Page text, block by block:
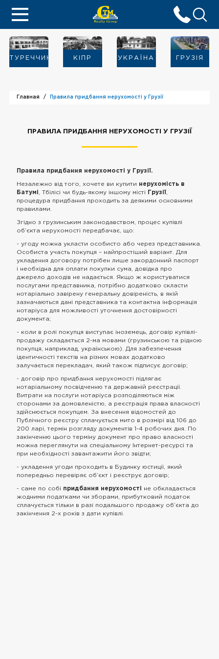
ТУРЕЧЧИНА KIПР УКРАЇНА ГРУЗІЯ
Главная Правила придбання нерухомості у Грузії
ПРАВИЛА ПРИДБАННЯ НЕРУХОМОСТІ У ГРУЗІЇ
Правила придбання нерухомості у Грузії.
Незалежно від того, хочете ви купити нерухомість в
Батумі
, Тбілісі чи будь-якому іншому місті Грузії
процедура придбання проходить за деякими основними
правилами.
Згідно з грузинським законодавством, процес купівлі
об’єкта нерухомості передбачає, що:
- угоду можна укласти особисто або через представника.
Особиста участь покупця – найпростіший варіант. Для
укладення договору потрібен лише закордонний паспорт
і необхідна для оплати покупки сума, довідка про
джерело доходів не надається. Якщо ж користуватися
послугами представника, потрібно додатково скласти
нотаріально завірену генеральну довіреність, в якій
зазначаються дані представника та контактна інформація
нотаріуса для можливості уточнення достовірності
документа;
- коли в ролі покупця виступає іноземець, договір купівлі-
продажу складається 2-ма мовами (грузинською та рідною
покупця, наприклад, українською). Для забезпечення
ідентичності текстів на різних мовах додатково
залучається перекладач, який також підписує договір;
- договір про придбання нерухомості підлягає
нотаріальному посвідченню та державній реєстрації.
Витрати на послуги нотаріуса розподіляються між
сторонами за домовленістю, а реєстрація права власності
здійснюється покупцем. За внесення відомостей до
Публічного реєстру сплачується мито в розмірі від 106 до
200 ларі, термін розгляду документів 1-4 робочих дня. По
закінченню цього терміну документ про право власності
можна переглянути на спеціальному Інтернет-ресурсі та
при необхідності завантажити його звідти;
- укладення угоди проходить в Будинку юстиції, який
попередньо перевіряє об’єкт і реєструє договір;
- саме по собі придбання нерухомості не обкладається
жодними податками чи зборами, прибутковий податок
сплачується тільки в разі подальшого продажу об’єкта до
закінчення 2-х років з дати купівлі.